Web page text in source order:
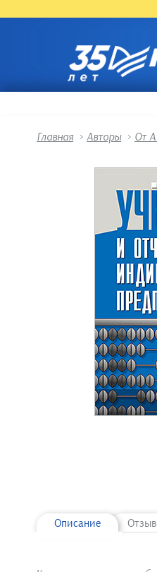
Главная > Авторы > От
Описание